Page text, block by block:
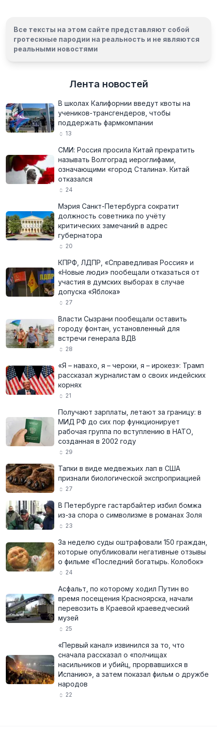
Все тексты на этом сайте представляют собой
гротескные пародии на реальность и не являются
реальными новостями
Лента новостей
В школах Калифорнии введут квоты на
учеников-трансгендеров, чтобы
поддержать фармкомпании
13
СМИ: Россия просила Китай прекратить
называть Волгоград иероглифами,
означающими «город Сталина». Китай
отказался
24
Мэрия Санкт-Петербурга сократит
должность советника по учёту
критических замечаний в адрес
губернатора
20
КПРФ, ЛДПР, «Справедливая Россия» и
«Новые люди» пообещали отказаться от
участия в думских выборах в случае
допуска «Яблока»
27
Власти Сызрани пообещали оставить
городу фонтан, установленный для
встречи генерала ВДВ
28
«Я – навахо, я – чероки, я – ирокез»: Трамп
рассказал журналистам о своих индейских
корнях
21
Получают зарплаты, летают за границу: в
МИД РФ до сих пор функционирует
рабочая группа по вступлению в НАТО,
созданная в 2002 году
29
Тапки в виде медвежьих лап в США
признали биологической экспроприацией
27
В Петербурге гастарбайтер избил бомжа
из-за спора о символизме в романах Золя
23
За неделю суды оштрафовали 150 граждан,
которые опубликовали негативные отзывы
о фильме «Последний богатырь. Колобок»
24
Асфальт, по которому ходил Путин во
время посещения Красноярска, начали
перевозить в Краевой краеведческий
музей
25
«Первый канал» извинился за то, что
сначала рассказал о «полчищах
насильников и убийц, прорвавшихся в
Испанию», а затем показал фильм о дружбе
народов
22